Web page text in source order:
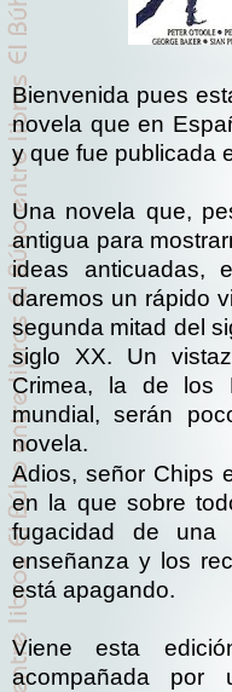
Bienvenida pues
novela que en
y que fue publicada
Una novela que,
antigua para
ideas anticuadas,
daremos un rápido
segunda mitad del
siglo XX. Un
Crimea, la de los
mundial, serán
novela.
Adios, señor Chips
en la que sobre
fugacidad de
enseñanza y los
está apagando.
Viene esta
acompañada por